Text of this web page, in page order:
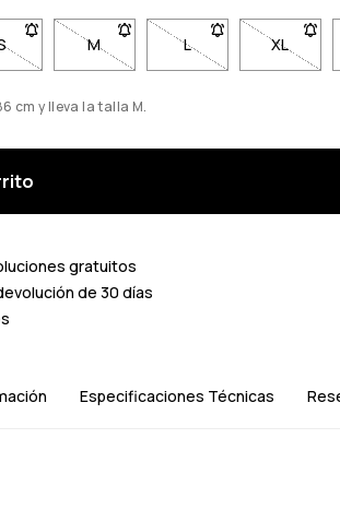
Haz clic para ser notificado cuando
- Talla S no disponible. Haz clic para ser
M- Talla M no disponible. Haz clic
L- Talla L no XL- Talla
cm y lleva la talla M.
gratuitos
de 30 días
Especificaciones Técnicas